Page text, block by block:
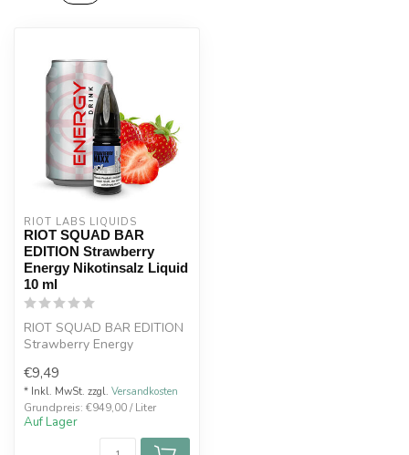
RIOT LABS LIQUIDS
RIOT SQUAD BAR
EDITION Strawberry
Energy Nikotinsalz Liquid
10 ml
RIOT SQUAD BAR EDITION
Strawberry Energy
Besonderhe...
€9,49
* Inkl. MwSt. zzgl. Versandkosten
Grundpreis: €949,00 / Liter
Auf Lager